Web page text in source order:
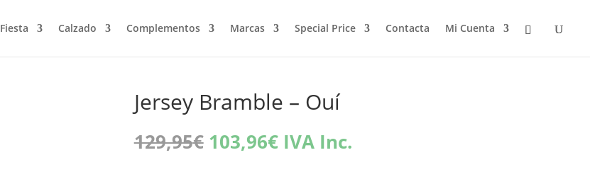
Fiesta Calzado Complementos Marcas Special Price Contacta Mi Cuenta
Jersey Bramble – Ouí
129,95€ El
precio
103,96€El
precio
IVA Inc.